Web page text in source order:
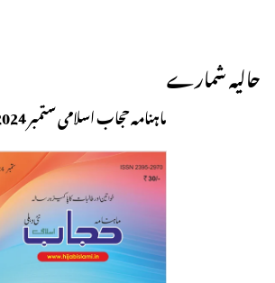
حالیہ شمارے
ماہنامہ حجاب اسلامی ستمبر 2024